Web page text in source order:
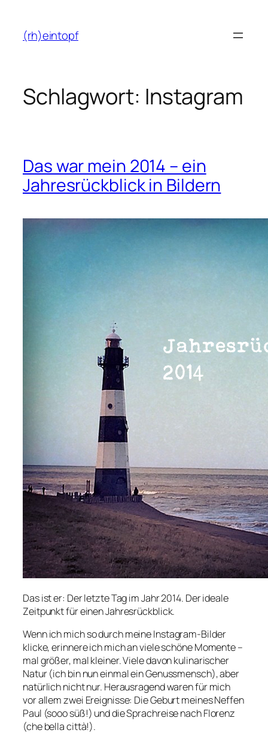
Inhalt
springen
(rh)eintopf
Schlagwort: Instagram
Das war mein 2014 – ein
Jahresrückblick in Bildern
Das ist er: Der letzte Tag im Jahr 2014. Der ideale
Zeitpunkt für einen Jahresrückblick.
Wenn ich mich so durch meine Instagram-Bilder
klicke, erinnere ich mich an viele schöne Momente –
mal größer, mal kleiner. Viele davon kulinarischer
Natur (ich bin nun einmal ein Genussmensch), aber
natürlich nicht nur. Herausragend waren für mich
vor allem zwei Ereignisse: Die Geburt meines Neffen
Paul (sooo süß!) und die Sprachreise nach Florenz
(che bella città!).